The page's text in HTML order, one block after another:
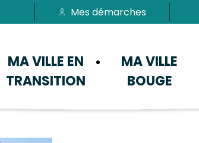
Passer au contenu
Mes démarches
MA VILLE EN
TRANSITION
MA VILLE
BOUGE